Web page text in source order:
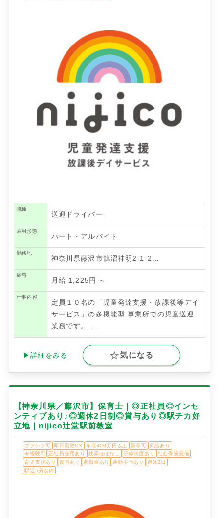
職種
送迎ドライバー
雇用形態
パート・アルバイト
勤務地
神奈川県藤沢市鵠沼神明2-1-2…
給与
月給 1,225円 ～
仕事内容
定員１０名の「児童発達支援・放課後等デイ
サービス」の多機能型 事業所での児童送迎
業務です。
▶詳細をみる 気になる
【神奈川県／藤沢市】保育士｜◎正社員◎インセ
ンティブあり♪◎週休2日制◎賞与あり◎駅チカ好
立地｜nijico辻堂駅前教室
ブランク可 即日勤務OK 年収400万円以上 新卒可
昇給あり
未経験可
正社員登用あり 残業ほぼなし 研修制度あり
社会保険完備
育児支援あり
賞与あり 退職金あり 通勤手当あり
週休2日
駅近5分以内